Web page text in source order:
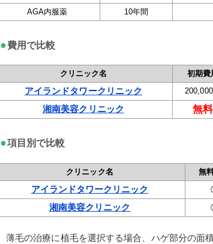
AGA内服薬 10年間
●費用で比較
クリニック名 初期費
アイランドタワークリニック
湘南美容クリニック 無料
●項目別で比較
クリニック名 無
アイランドタワークリニック
湘南美容クリニック
薄毛の治療に植毛を選択する場合、ハゲ部分の面